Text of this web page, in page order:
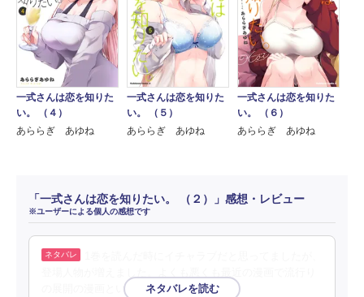
一式さんは恋を知りた
い。 （４）
あららぎ あゆね
一式さんは恋を知りた
い。 （５）
あららぎ あゆね
一式さんは恋を知りた
い。 （６）
あららぎ あゆね
「一式さんは恋を知りたい。 （２）」感想・レビュー
※ユーザーによる個人の感想です
の展開の漫画といった印象。